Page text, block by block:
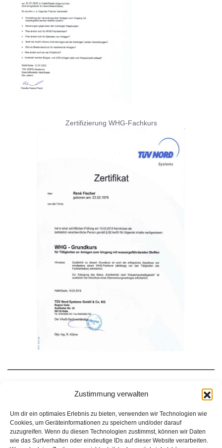
Zustimmung verwalten
Um dir ein optimales Erlebnis zu bieten, verwenden wir Technologien wie
Cookies, um Geräteinformationen zu speichern und/oder darauf
zuzugreifen. Wenn du diesen Technologien zustimmst, können wir Daten
wie das Surfverhalten oder eindeutige IDs auf dieser Website verarbeiten.
Zertifizierung WHG-Fachkurs
abgelaufenes Fachbetriebszertifikat gültig Januar 2021-2023
abgelaufenes